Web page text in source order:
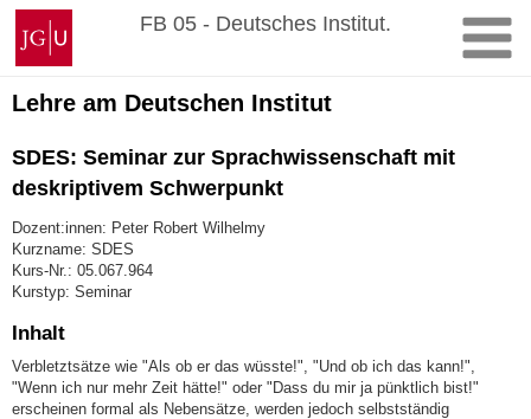
Zum
Inhalt
springen
Johannes
Gutenberg-
Universität
Mainz
FB 05 - Deutsches Institut.
Lehre am Deutschen Institut
SDES: Seminar zur Sprachwissenschaft mit
deskriptivem Schwerpunkt
Dozent:innen: Peter Robert Wilhelmy
Kurzname: SDES
Kurs-Nr.: 05.067.964
Kurstyp: Seminar
Inhalt
Verbletztsätze wie "Als ob er das wüsste!", "Und ob ich das kann!",
"Wenn ich nur mehr Zeit hätte!" oder "Dass du mir ja pünktlich bist!"
erscheinen formal als Nebensätze, werden jedoch selbstständig